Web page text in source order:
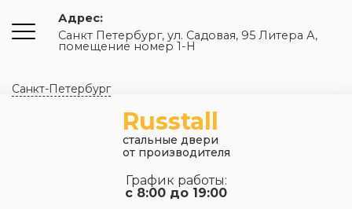
Адрес:
Санкт Петербург, ул. Садовая, 95 Литера А,
помещение номер 1-Н
Санкт-Петербург
Russtall
стальные двери
от производителя
График работы:
с 8:00 до 19:00